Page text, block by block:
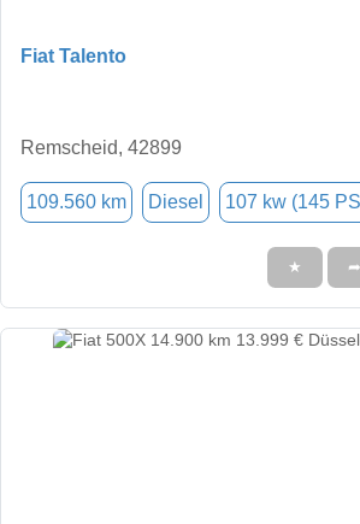
Fiat Talento
Remscheid, 42899
109.560 km Diesel 107 kw (145
★ ➦